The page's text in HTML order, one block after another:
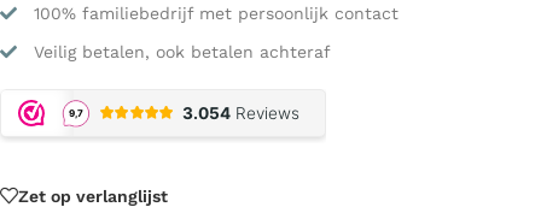
100% familiebedrijf met persoonlijk contact
Veilig betalen, ook betalen achteraf
Zet op verlanglijst